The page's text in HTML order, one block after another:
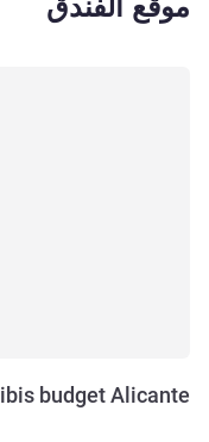
ibis budget Alicante